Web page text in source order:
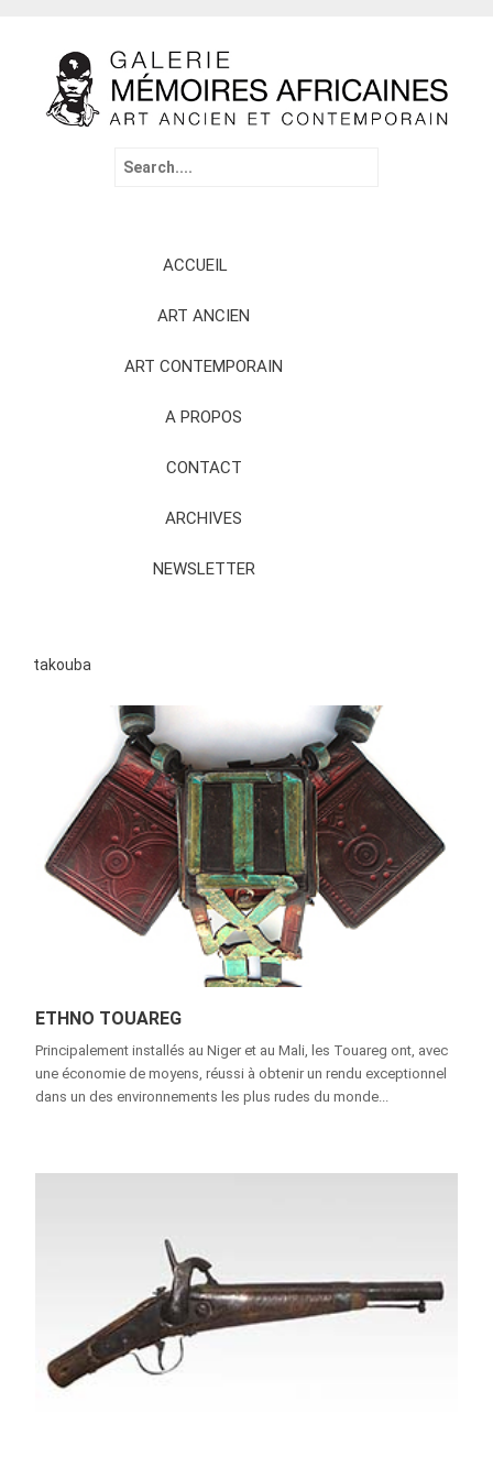
Search
ACCUEIL
ART ANCIEN
ART CONTEMPORAIN
A PROPOS
CONTACT
ARCHIVES
NEWSLETTER
takouba
ETHNO TOUAREG
Principalement installés au Niger et au Mali, les Touareg ont, avec
une économie de moyens, réussi à obtenir un rendu exceptionnel
dans un des environnements les plus rudes du monde...